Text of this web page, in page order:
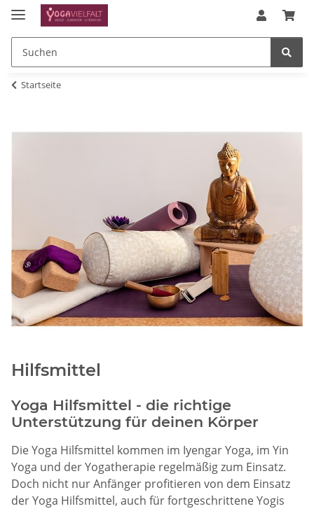
Startseite
Hilfsmittel
Yoga Hilfsmittel - die richtige
Unterstützung für deinen Körper
Die Yoga Hilfsmittel kommen im Iyengar Yoga, im Yin
Yoga und der Yogatherapie regelmäßig zum Einsatz.
Doch nicht nur Anfänger profitieren von dem Einsatz
der Yoga Hilfsmittel, auch für fortgeschrittene Yogis